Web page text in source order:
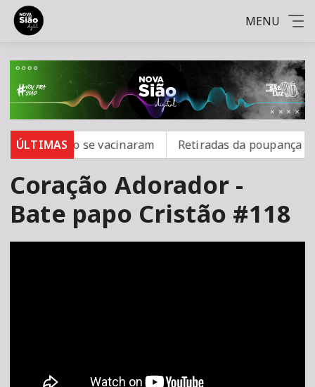
MENU
ÚLTIMAS
16 não se vacinaram Retiradas da poupança
Coração Adorador -
Bate papo Cristão #118